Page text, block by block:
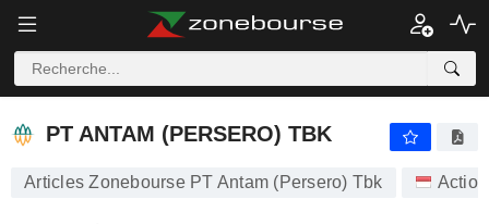
PT ANTAM (PERSERO) TBK
Articles Zonebourse PT Antam (Persero) Tbk